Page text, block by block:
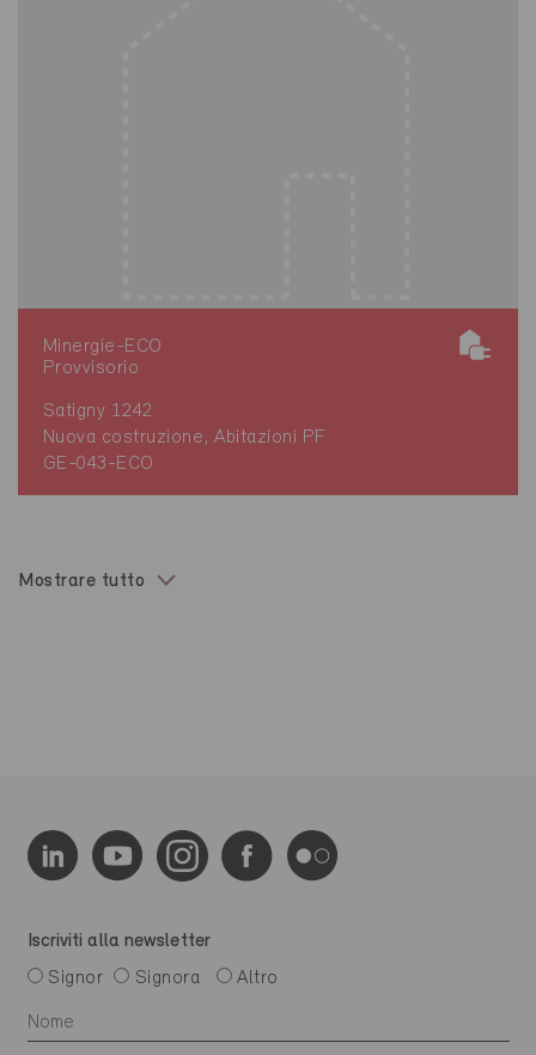
Minergie-ECO
Provvisorio
Satigny 1242
Nuova costruzione, Abitazioni PF
GE-043-ECO
Mostrare tutto
Iscriviti alla newsletter
Signor
Signora Altro